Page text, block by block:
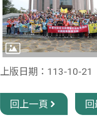
上版日期：113-10-21
回上一頁